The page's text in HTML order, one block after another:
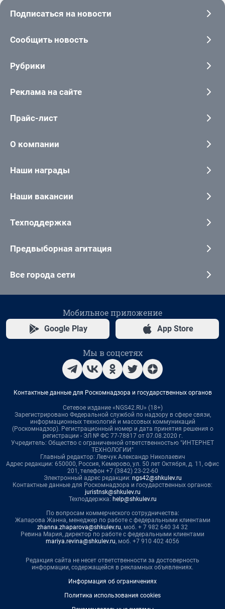
Подписаться на новости
Сообщить новость
Рубрики
Реклама на сайте
Прайс-лист
О компании
Наши награды
Наши вакансии
Техподдержка
Предвыборная агитация
Все города сети
Мобильное приложение
Google Play App Store
Мы в соцсетях
Контактные данные для Роскомнадзора и государственных органов
Сетевое издание «NGS42.RU» (18+)
Зарегистрировано Федеральной службой по надзору в сфере связи,
информационных технологий и массовых коммуникаций
(Роскомнадзор). Регистрационный номер и дата принятия решения о
регистрации - ЭЛ № ФС 77-78817 от 07.08.2020 г.
Учредитель: Общество с ограниченной ответственностью "ИНТЕРНЕТ
ТЕХНОЛОГИИ"
Главный редактор: Левчук Александр Николаевич
Адрес редакции: 650000, Россия, Кемерово, ул. 50 лет Октября, д. 11, офис
201, телефон +7 (3842) 23-22-60
Электронный адрес редакции: ngs42@shkulev.ru
Контактные данные для Роскомнадзора и государственных органов:
juristnsk@shkulev.ru
Техподдержка: help@shkulev.ru
По вопросам коммерческого сотрудничества:
Жапарова Жанна, менеджер по работе с федеральными клиентами
zhanna.zhaparova@shkulev.ru, моб. + 7 982 640 34 32
Ревина Мария, директор по работе с федеральными клиентами
mariya.revina@shkulev.ru, моб. +7 910 402 4056
Редакция сайта не несет ответственности за достоверность
информации, содержащейся в рекламных объявлениях.
Информация об ограничениях
Политика использования cookies